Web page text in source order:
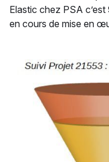
Elastic chez PSA
en cours de mise en